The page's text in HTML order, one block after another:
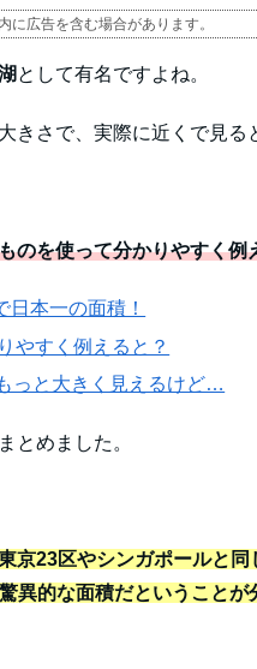
に広告を含む場合があります。
として有名ですよね。
きさで、実際に近くで見る
のを使って分かりやすく例
本一の面積！
やすく例えると？
っと大きく見えるけど…
とめました。
京23区やシンガポールと
異的な面積だということが